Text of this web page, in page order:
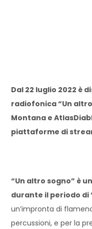
Dal 22 luglio 2022 è
radiofonica “Un
Montana e
piattaforme di
“Un altro sogno” è
durante il periodo di
un’impronta di
percussioni, e per la